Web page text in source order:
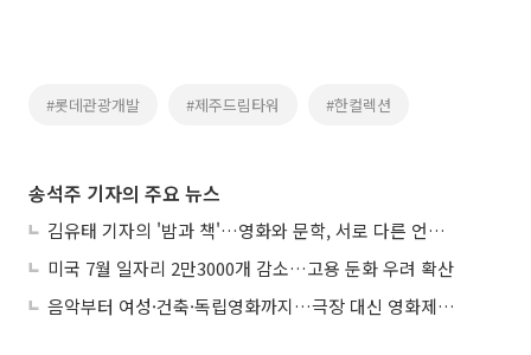
#롯데관광개발 #제주드림타워 #한컬렉션
송석주 기자의 주요 뉴스
김유태 기자의 '밤과 책'…영화와 문학, 서로 다른 언어를 읽다
미국 7월 일자리 2만3000개 감소…고용 둔화 우려 확산
음악부터 여성·건축·독립영화까지…극장 대신 영화제로 즐기는 스크린 여행